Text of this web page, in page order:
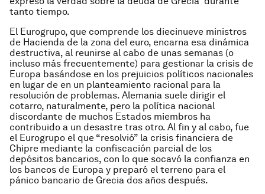
tanto tiempo.
El Eurogrupo, que comprende los diecinueve ministros
de Hacienda de la zona del euro, encarna esa dinámica
destructiva, al reunirse al cabo de unas semanas (o
incluso más frecuentemente) para gestionar la crisis de
Europa basándose en los prejuicios políticos nacionales
en lugar de en un planteamiento racional para la
resolución de problemas. Alemania suele dirigir el
cotarro, naturalmente, pero la política nacional
discordante de muchos Estados miembros ha
contribuido a un desastre tras otro. Al fin y al cabo, fue
el Eurogrupo el que “resolvió” la crisis financiera de
Chipre mediante la confiscación parcial de los
depósitos bancarios, con lo que socavó la confianza en
los bancos de Europa y preparó el terreno para el
pánico bancario de Grecia dos años después.